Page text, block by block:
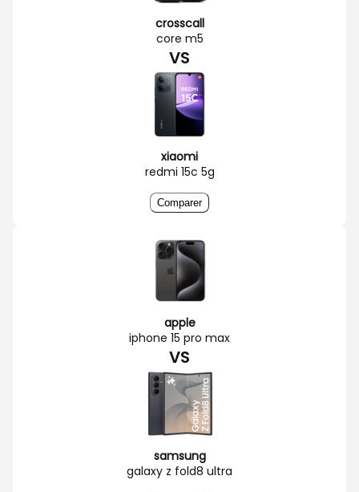
crosscall
core m5
VS
xiaomi
redmi 15c 5g
Comparer
apple
iphone 15 pro max
VS
samsung
galaxy z fold8 ultra